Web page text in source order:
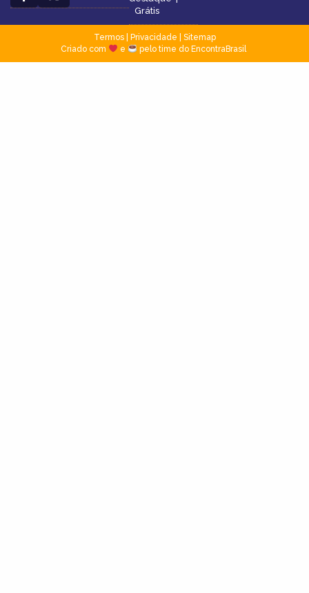
Grátis
Termos| Privacidade
Sitemap
Criado com
e pelo time do EncontraBrasil